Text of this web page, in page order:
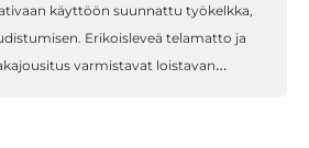
käyttöön suunnattu työkelkka,
Erikoisleveä telamatto ja
varmistavat loistavan